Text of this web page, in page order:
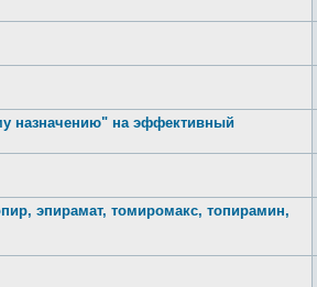
назначению" на эффективный
эпирамат, томиромакс, топирамин,